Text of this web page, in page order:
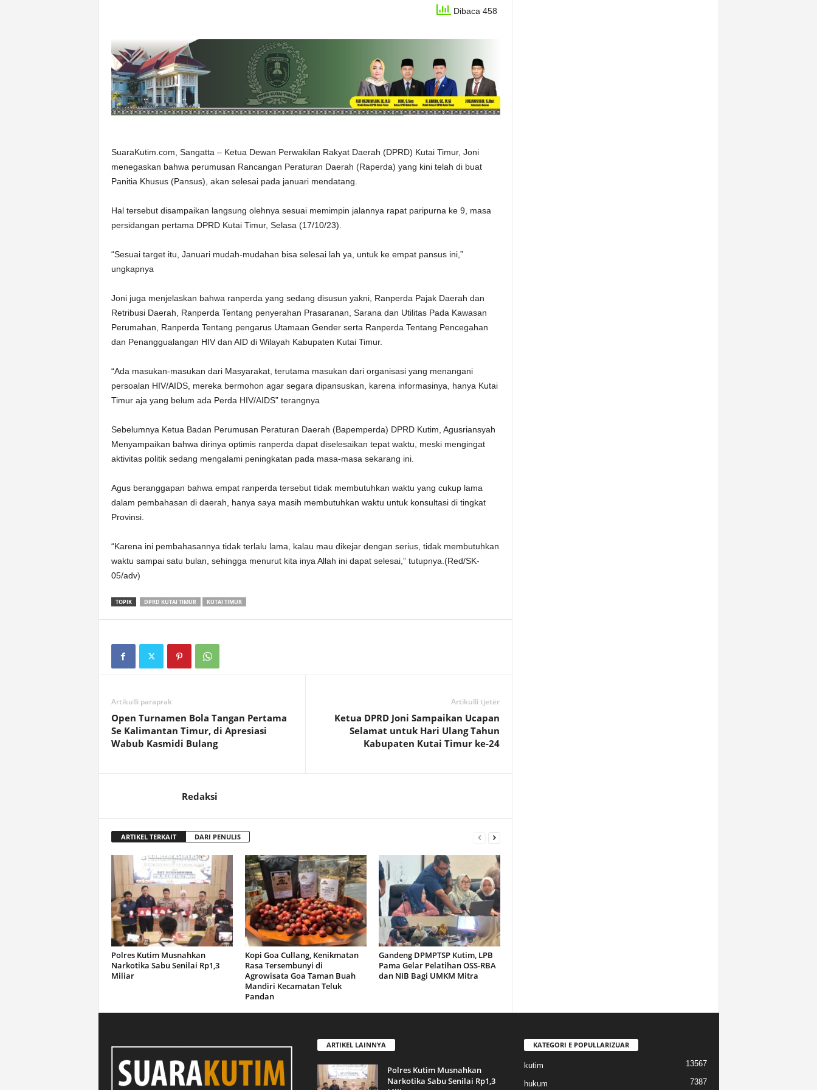
Dibaca 458
SuaraKutim.com, Sangatta – Ketua Dewan Perwakilan Rakyat Daerah (DPRD) Kutai Timur, Joni
menegaskan bahwa perumusan Rancangan Peraturan Daerah (Raperda) yang kini telah di buat
Panitia Khusus (Pansus), akan selesai pada januari mendatang.
Hal tersebut disampaikan langsung olehnya sesuai memimpin jalannya rapat paripurna ke 9, masa
persidangan pertama DPRD Kutai Timur, Selasa (17/10/23).
“Sesuai target itu, Januari mudah-mudahan bisa selesai lah ya, untuk ke empat pansus ini,”
ungkapnya
Joni juga menjelaskan bahwa ranperda yang sedang disusun yakni, Ranperda Pajak Daerah dan
Retribusi Daerah, Ranperda Tentang penyerahan Prasaranan, Sarana dan Utilitas Pada Kawasan
Perumahan, Ranperda Tentang pengarus Utamaan Gender serta Ranperda Tentang Pencegahan
dan Penanggualangan HIV dan AID di Wilayah Kabupaten Kutai Timur.
“Ada masukan-masukan dari Masyarakat, terutama masukan dari organisasi yang menangani
persoalan HIV/AIDS, mereka bermohon agar segara dipansuskan, karena informasinya, hanya Kutai
Timur aja yang belum ada Perda HIV/AIDS” terangnya
Sebelumnya Ketua Badan Perumusan Peraturan Daerah (Bapemperda) DPRD Kutim, Agusriansyah
Menyampaikan bahwa dirinya optimis ranperda dapat diselesaikan tepat waktu, meski mengingat
aktivitas politik sedang mengalami peningkatan pada masa-masa sekarang ini.
Agus beranggapan bahwa empat ranperda tersebut tidak membutuhkan waktu yang cukup lama
dalam pembahasan di daerah, hanya saya masih membutuhkan waktu untuk konsultasi di tingkat
Provinsi.
“Karena ini pembahasannya tidak terlalu lama, kalau mau dikejar dengan serius, tidak membutuhkan
waktu sampai satu bulan, sehingga menurut kita inya Allah ini dapat selesai,” tutupnya.(Red/SK-
05/adv)
TOPIK DPRD KUTAI TIMUR KUTAI TIMUR
Artikulli paraprak
Open Turnamen Bola Tangan Pertama
Se Kalimantan Timur, di Apresiasi
Wabub Kasmidi Bulang
Artikulli tjetër
Ketua DPRD Joni Sampaikan Ucapan
Selamat untuk Hari Ulang Tahun
Kabupaten Kutai Timur ke-24
Redaksi
ARTIKEL TERKAIT DARI PENULIS
Polres Kutim Musnahkan
Narkotika Sabu Senilai Rp1,3
Miliar
Kopi Goa Cullang, Kenikmatan
Rasa Tersembunyi di
Agrowisata Goa Taman Buah
Mandiri Kecamatan Teluk
Pandan
Gandeng DPMPTSP Kutim, LPB
Pama Gelar Pelatihan OSS-RBA
dan NIB Bagi UMKM Mitra
ARTIKEL LAINNYA
Polres Kutim Musnahkan
Narkotika Sabu Senilai Rp1,3
KATEGORI E POPULLARIZUAR
kutim 13567
hukum 7387